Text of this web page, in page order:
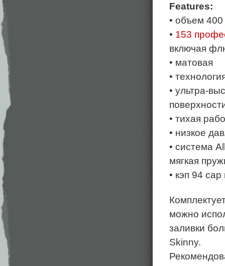
Features:
• объем
• 153
включая
• матовая
•
• ультра-
• тихая
• низкое
• система
мягкая
• кэп 94 cap
можно
заливки
Skinny.